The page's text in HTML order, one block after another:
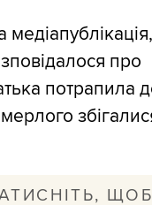
медіапублікація,
про
потрапила
ЩОБ